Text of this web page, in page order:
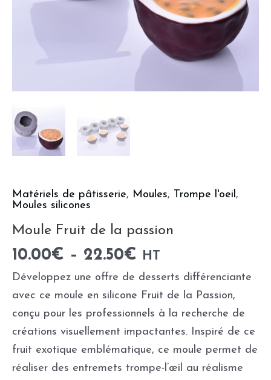
Matériels de pâtisserie, Moules, Trompe l'oeil ,
Moules silicones
Moule Fruit de la passion
10.00€ – 22.50€ HT
Développez une offre de desserts différenciante
avec ce moule en silicone Fruit de la Passion,
conçu pour les professionnels à la recherche de
créations visuellement impactantes. Inspiré de ce
fruit exotique emblématique, ce moule permet de
réaliser des entremets trompe-l’œil au réalisme